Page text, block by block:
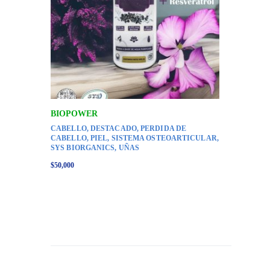
BIOPOWER
CABELLO, DESTACADO,PERDIDA DE
CABELLO, PIEL, SISTEMA OSTEOARTICULAR,
SYS BIORGANICS, UÑAS
$50,000